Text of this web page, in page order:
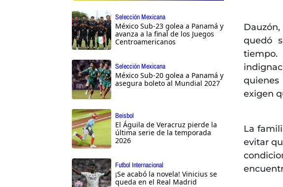
Selección Mexicana
México Sub-23 golea a Panamá y
avanza a la final de los Juegos
Centroamericanos
Selección Mexicana
México Sub-20 golea a Panamá y
asegura boleto al Mundial 2027
Beisbol
El Águila de Veracruz pierde la
última serie de la temporada
2026
Futbol Internacional
¡Se acabó la novela! Vinicius se
queda en el Real Madrid
quedó
exigen
La
evitar